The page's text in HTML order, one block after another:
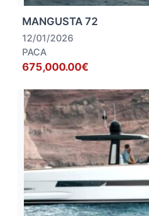
MANGUSTA 72
12/01/2026
PACA
675,000.00€